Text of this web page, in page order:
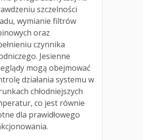
szczelności
wymianie filtrów
oraz
czynnika
Jesienne
mogą obejmować
działania systemu w
chłodniejszych
co jest równie
dla prawidłowego